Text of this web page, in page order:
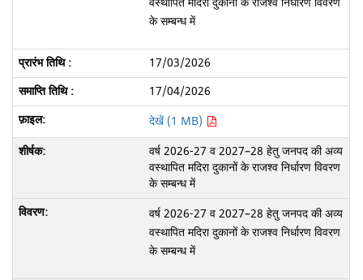
के सम्बन्ध में
17/03/2026
17/04/2026
देखें (1 MB)
वर्ष 2026-27 व 2027–28 हेतु जनपद की अव्य
वस्थापित मदिरा दुकानों के राजश्व निर्धारण विवरण
के सम्बन्ध में
वर्ष 2026-27 व 2027–28 हेतु जनपद की अव्य
वस्थापित मदिरा दुकानों के राजश्व निर्धारण विवरण
के सम्बन्ध में